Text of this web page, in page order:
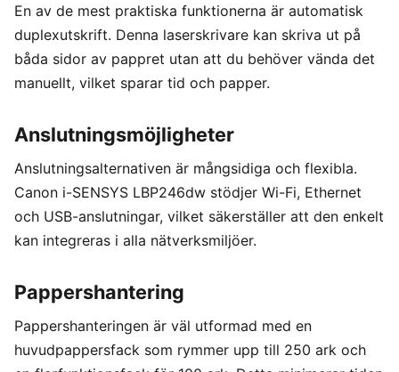
En av de mest praktiska funktionerna är automatisk
duplexutskrift. Denna laserskrivare kan skriva ut på
båda sidor av pappret utan att du behöver vända det
manuellt, vilket sparar tid och papper.
Anslutningsmöjligheter
Anslutningsalternativen är mångsidiga och flexibla.
Canon i-SENSYS LBP246dw stödjer Wi-Fi, Ethernet
och USB-anslutningar, vilket säkerställer att den enkelt
kan integreras i alla nätverksmiljöer.
Pappershantering
Pappershanteringen är väl utformad med en
huvudpappersfack som rymmer upp till 250 ark och